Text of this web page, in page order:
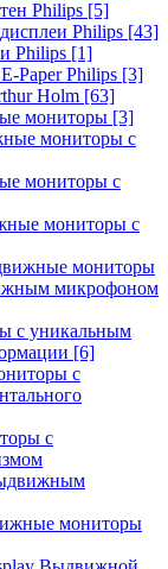
Philips [5]
Philips [43]
Philips [1]
Paper Philips [3]
Holm [63]
мониторы [3]
мониторы с
мониторы с
мониторы с
мониторы
микрофоном
с уникальным
[6]
с
с
мониторы